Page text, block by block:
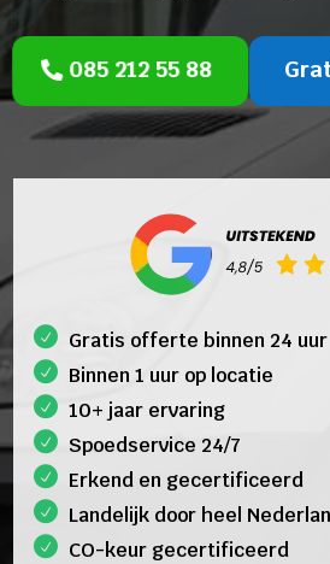
085 212 55 88
Gratis offerte binnen 24 uur
Binnen 1 uur op locatie
10+ jaar ervaring
Spoedservice 24/7
Erkend en gecertificeerd
Landelijk door heel
CO-keur gecertificeerd